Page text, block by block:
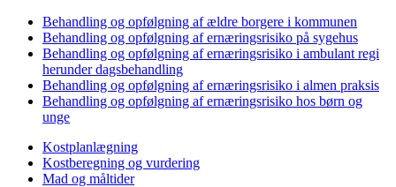
Behandling og opfølgning af ældre borgere i kommunen
Behandling og opfølgning af ernæringsrisiko på sygehus
Behandling og opfølgning af ernæringsrisiko i ambulant regi
herunder dagsbehandling
Behandling og opfølgning af ernæringsrisiko i almen praksis
Behandling og opfølgning af ernæringsrisiko hos børn og
unge
Kostplanlægning
Kostberegning og vurdering
Mad og måltider